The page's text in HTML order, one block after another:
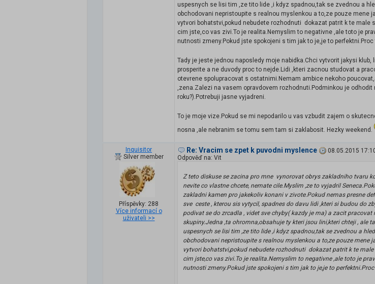
uspesnych se lisi tim ,ze tito lide ,i kdyz spadnou,tak se zvednou a
obchodovani nepristoupite s realnou myslenkou a to,ze pouze mene
vytvori bohatstvi,pokud nebudete rozhodnuti dokazat patrit k te
cim jste,co vas zivi.To je realita.Nemyslim to negativne ,ale toto je
nutnosti zmeny.Pokud jste spokojeni s tim jak to je,je to
Tady je jeste jednou naposledy moje nabidka.Chci vytvorit jakysi
prosperite a ne duvody proc to nejde.Lidi ,kteri zacnou studovat a
otevrene spolupracovat s ostatnimi.Nemam ambice nekoho
,zena.Zalezi na vasem opravdovem rozhodnuti.Podminkou je
roku?).Potrebuji jasne vyjadreni.
To je moje vize.Pokud se mi nepodarilo u vas vzbudit zajem o
nosna ,ale nebranim se tomu sem tam si zaklabosit. Hezky weekend.
Inquisitor
Silver member
Příspěvky: 288
Více informací o
uživateli >>
Re: Vracim se zpet k puvodni myslence
08.05.2015
Odpověď na: Vit
Z teto diskuse se zacina pro mne vynorovat obrys zakladniho tvaru
nevite co vlastne chcete, nemate cile.Myslim ,ze to vyjadril
zakladni kamen pro jakekoliv konani v zivote.Pokud nemas presne
sve ceste , kterou sis vytycil, spadnes do davu lidi ,kteri si budou do
podivat se do zrcadla , videt sve chyby( kazdy je ma) a zacit
skupiny.Jedna ,ta ohromna,obsahuje ty kteri jsou lini,kteri chteji , ale
uspesnych se lisi tim ,ze tito lide ,i kdyz spadnou,tak se zvednou a
obchodovani nepristoupite s realnou myslenkou a to,ze pouze mene
vytvori bohatstvi,pokud nebudete rozhodnuti dokazat patrit k te
cim jste,co vas zivi.To je realita.Nemyslim to negativne ,ale toto je
nutnosti zmeny.Pokud jste spokojeni s tim jak to je,je to